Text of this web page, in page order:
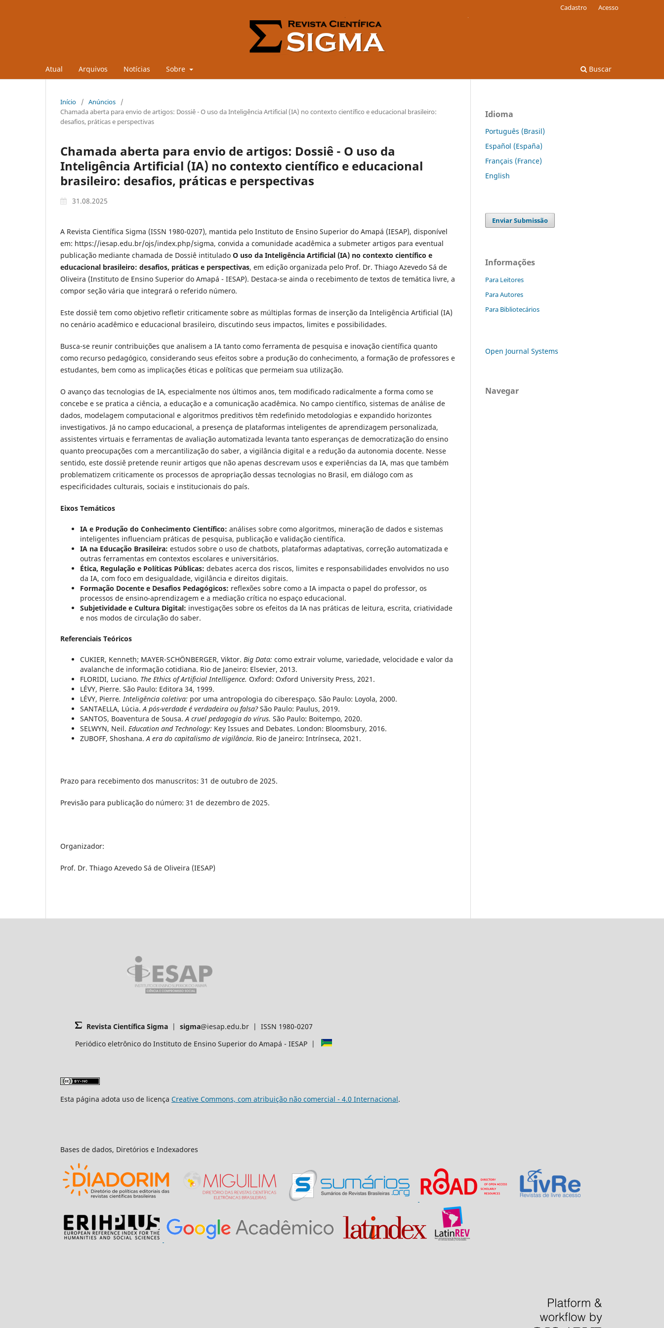
Atual Arquivos Notícias Sobre Buscar
Cadastro Acesso
Início / Anúncios
/
Chamada aberta para envio de artigos: Dossiê - O uso da Inteligência Artificial (IA) no contexto científico e educacional brasileiro:
desafios, práticas e perspectivas
Chamada aberta para envio de artigos: Dossiê - O uso da
Inteligência Artificial (IA) no contexto científico e educacional
brasileiro: desafios, práticas e perspectivas
31.08.2025
A Revista Científica Sigma (ISSN 1980-0207), mantida pelo Instituto de Ensino Superior do Amapá (IESAP), disponível
em: https://iesap.edu.br/ojs/index.php/sigma, convida a comunidade acadêmica a submeter artigos para eventual
publicação mediante chamada de Dossiê intitulado O uso da Inteligência Artificial (IA) no contexto científico e
educacional brasileiro: desafios, práticas e perspectivas, em edição organizada pelo Prof. Dr. Thiago Azevedo Sá de
Oliveira (Instituto de Ensino Superior do Amapá - IESAP). Destaca-se ainda o recebimento de textos de temática livre, a
compor seção vária que integrará o referido número.
Este dossiê tem como objetivo refletir criticamente sobre as múltiplas formas de inserção da Inteligência Artificial (IA)
no cenário acadêmico e educacional brasileiro, discutindo seus impactos, limites e possibilidades.
Busca-se reunir contribuições que analisem a IA tanto como ferramenta de pesquisa e inovação científica quanto
como recurso pedagógico, considerando seus efeitos sobre a produção do conhecimento, a formação de professores e
estudantes, bem como as implicações éticas e políticas que permeiam sua utilização.
O avanço das tecnologias de IA, especialmente nos últimos anos, tem modificado radicalmente a forma como se
concebe e se pratica a ciência, a educação e a comunicação acadêmica. No campo científico, sistemas de análise de
dados, modelagem computacional e algoritmos preditivos têm redefinido metodologias e expandido horizontes
investigativos. Já no campo educacional, a presença de plataformas inteligentes de aprendizagem personalizada,
assistentes virtuais e ferramentas de avaliação automatizada levanta tanto esperanças de democratização do ensino
quanto preocupações com a mercantilização do saber, a vigilância digital e a redução da autonomia docente. Nesse
sentido, este dossiê pretende reunir artigos que não apenas descrevam usos e experiências da IA, mas que também
problematizem criticamente os processos de apropriação dessas tecnologias no Brasil, em diálogo com as
especificidades culturais, sociais e institucionais do país.
Eixos Temáticos
IA e Produção do Conhecimento Científico: análises sobre como algoritmos, mineração de dados e sistemas
inteligentes influenciam práticas de pesquisa, publicação e validação científica.
IA na Educação Brasileira: estudos sobre o uso de chatbots, plataformas adaptativas, correção automatizada e
outras ferramentas em contextos escolares e universitários.
Ética, Regulação e Políticas Públicas: debates acerca dos riscos, limites e responsabilidades envolvidos no uso
da IA, com foco em desigualdade, vigilância e direitos digitais.
Formação Docente e Desafios Pedagógicos: reflexões sobre como a IA impacta o papel do professor, os
processos de ensino-aprendizagem e a mediação crítica no espaço educacional.
Subjetividade e Cultura Digital: investigações sobre os efeitos da IA nas práticas de leitura, escrita, criatividade
e nos modos de circulação do saber.
Referenciais Teóricos
CUKIER, Kenneth; MAYER-SCHÖNBERGER, Viktor. Big Data: como extrair volume, variedade, velocidade e valor da
avalanche de informação cotidiana. Rio de Janeiro: Elsevier, 2013.
FLORIDI, Luciano. The Ethics of Artificial Intelligence. Oxford: Oxford University Press, 2021.
LÉVY, Pierre. São Paulo: Editora 34, 1999.
LÉVY, Pierre. Inteligência coletiva: por uma antropologia do ciberespaço. São Paulo: Loyola, 2000.
SANTAELLA, Lúcia.A pós-verdade é verdadeira ou falsa?São Paulo: Paulus, 2019.
SANTOS, Boaventura de Sousa.A cruel pedagogia do vírus. São Paulo: Boitempo, 2020.
SELWYN, Neil. Education and Technology: Key Issues and Debates. London: Bloomsbury, 2016.
ZUBOFF, Shoshana.A era do capitalismo de vigilância. Rio de Janeiro: Intrínseca, 2021.
Prazo para recebimento dos manuscritos: 31 de outubro de 2025.
Previsão para publicação do número: 31 de dezembro de 2025.
Organizador:
Prof. Dr. Thiago Azevedo Sá de Oliveira (IESAP)
Idioma
Português (Brasil)
Español (España)
Français (France)
English
Enviar Submissão
Informações
Para Leitores
Para Autores
Para Bibliotecários
Open Journal Systems
Navegar
Revista Científica Sigma | sigma@iesap.edu.br | ISSN 1980-0207
Periódico eletrônico do Instituto de Ensino Superior do Amapá - IESAP |
Esta página adota uso de licença Creative Commons, com atribuição não comercial - 4.0 Internacional.
Bases de dados, Diretórios e Indexadores